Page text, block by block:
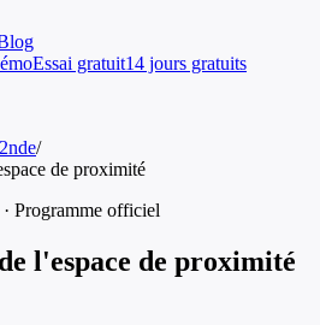
Essai gratuit14 jours gratuits
/
de proximité
· Programme officiel
l'espace de proximité